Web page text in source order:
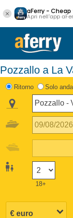
aFerry -
Apri nell'app
Pozzallo a La
Ritorno Solo
18+